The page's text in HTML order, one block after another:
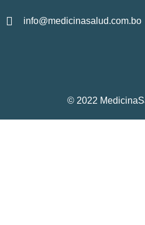
info@medicinasalud.com.bo
© 2022